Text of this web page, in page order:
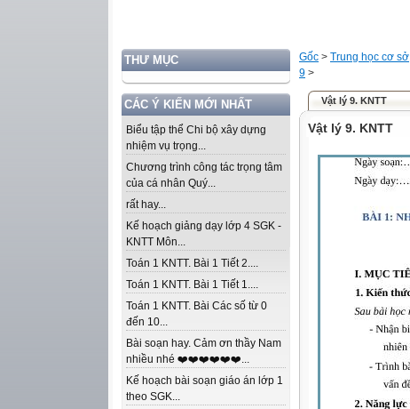
THƯ MỤC
CÁC Ý KIẾN MỚI NHẤT
Biểu tập thể Chi bộ xây dựng
nhiệm vụ trọng...
Chương trình công tác trọng tâm
của cá nhân Quý...
rất hay...
Kế hoạch giảng dạy lớp 4 SGK -
KNTT Môn...
Toán 1 KNTT. Bài 1 Tiết 2....
Toán 1 KNTT. Bài 1 Tiết 1....
Toán 1 KNTT. Bài Các số từ 0
đến 10...
Bài soạn hay. Cảm ơn thầy Nam
nhiều nhé ❤️❤️❤️❤️❤️❤️...
Kế hoạch bài soạn giáo án lớp 1
theo SGK...
Gốc > Trung học cơ sở
9 >
Vật lý 9. KNTT
Vật lý 9. KNTT